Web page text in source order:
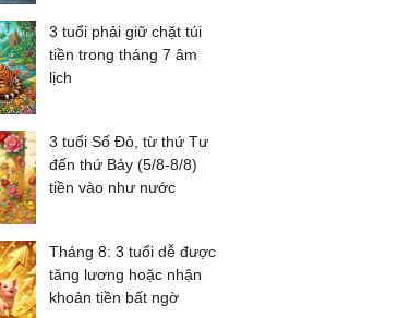
3 tuổi phải giữ chặt túi
tiền trong tháng 7 âm
lịch
3 tuổi Số Đỏ, từ thứ Tư
đến thứ Bảy (5/8-8/8)
tiền vào như nước
Tháng 8: 3 tuổi dễ được
tăng lương hoặc nhận
khoản tiền bất ngờ